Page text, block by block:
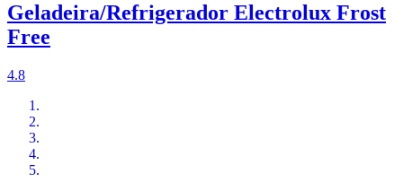
Geladeira/Refrigerador Electrolux Frost
Free
4.8